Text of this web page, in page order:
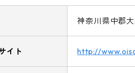
神奈川県中郡
イト http://